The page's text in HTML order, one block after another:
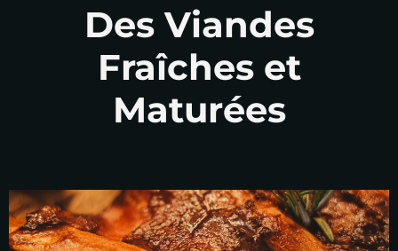
Des Viandes
Fraîches et
Maturées